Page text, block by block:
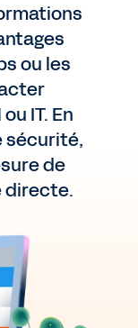
ou les
IT. En
sécurité,
de
directe.